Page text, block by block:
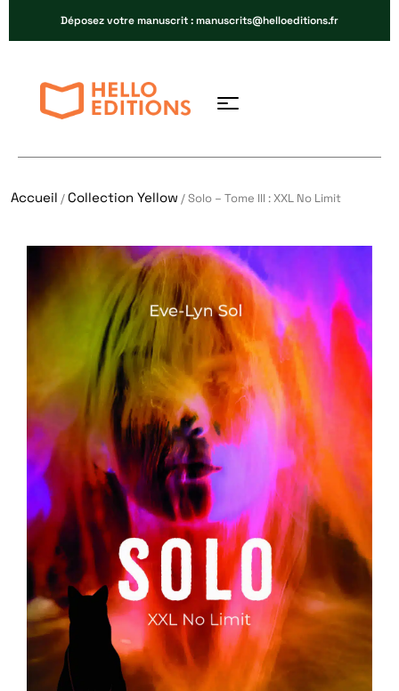
Déposez votre manuscrit : manuscrits@helloeditions.fr
Accueil /Collection Yellow / Solo – Tome III : XXL No Limit